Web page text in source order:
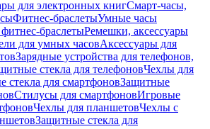
для электронных книгСмарт-часы,
Фитнес-браслетыУмные часы
браслетыРемешки, аксессуары
для умных часовАксессуары для
Зарядные устройства для телефонов,
стекла для телефоновЧехлы для
стекла для смартфоновЗащитные
Стилусы для смартфоновИгровые
Чехлы для планшетовЧехлы с
Защитные стекла для